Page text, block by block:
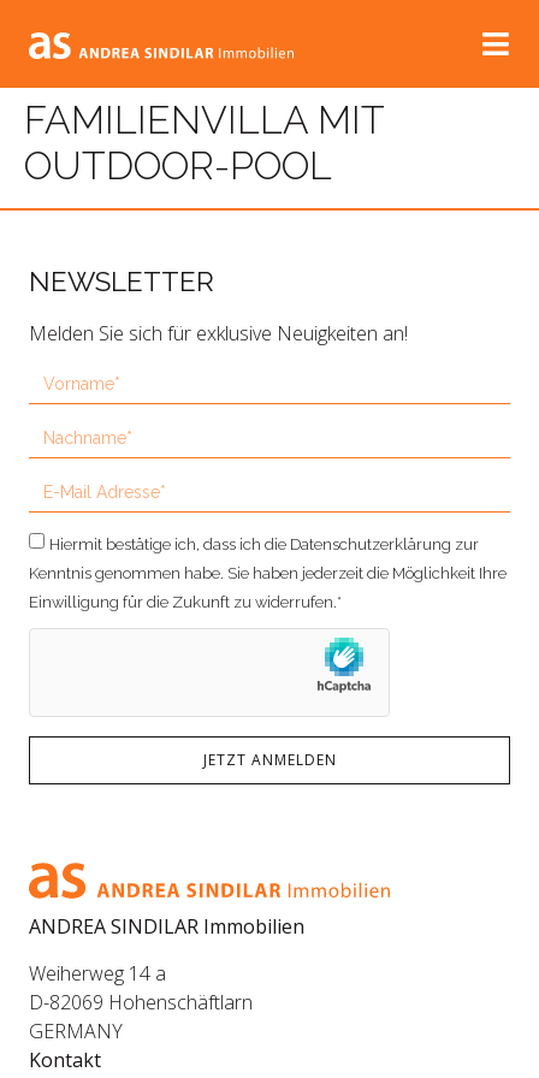
FAMILIENVILLA MIT
OUTDOOR-POOL
ANDREA SINDILAR Immobilien
Weiherweg 14 a
D-82069 Hohenschäftlarn
GERMANY
Kontakt
NEWSLETTER
Melden Sie sich für exklusive Neuigkeiten an!
Hiermit bestätige ich, dass ich die Datenschutzerklärung zur
Kenntnis genommen habe. Sie haben jederzeit die Möglichkeit Ihre
Einwilligung für die Zukunft zu widerrufen.*
JETZT ANMELDEN